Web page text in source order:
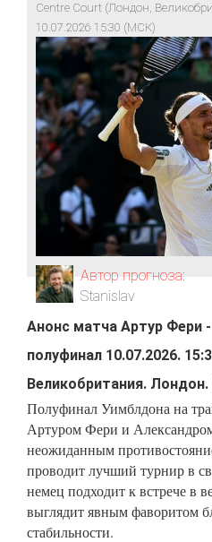
Centre Court (Лондон,
10.07.2026 15:30 (МСК)
Автор прогноза:
Stanislav
Полуфинал Уимблдона на
Артуром Фери и
неожиданным
проводит лучший турнир в
немец подходит к встрече в
выглядит явным фаворитом
стабильности.
Анонс матча Артур Фери -
полуфинал 10.07.2026.
Великобритания. Лондон.